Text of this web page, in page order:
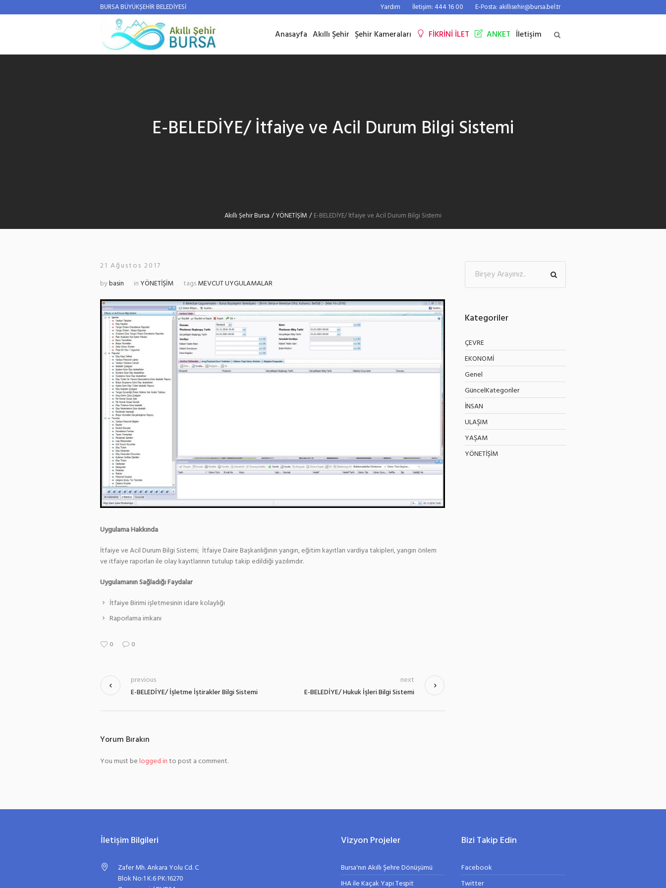
Yardım İletişim: 444 16 00 E-Posta: akillisehir@bursa.bel.tr
BURSA BÜYÜKŞEHİR BELEDİYESİ
Anasayfa Akıllı Şehir Şehir Kameraları FİKRİNİ İLET ANKET İletişim
E-BELEDİYE/ İtfaiye ve Acil Durum Bilgi Sistemi
Akıllı Şehir Bursa /YÖNETİŞİM /E-BELEDİYE/ İtfaiye ve Acil Durum Bilgi Sistemi
21 Ağustos 2017
bybasin inYÖNETİŞİM tagsMEVCUT UYGULAMALAR
Uygulama Hakkında
İtfaiye ve Acil Durum Bilgi Sistemi; İtfaiye Daire Başkanlığının yangın, eğitim kayıtları vardiya takipleri, yangın önlem
ve itfaiye raporları ile olay kayıtlarının tutulup takip edildiği yazılımdır.
Uygulamanın Sağladığı Faydalar
İtfaiye Birimi işletmesinin idare kolaylığı
Raporlama imkanı
0 0
E-BELEDİYE/ İşletme İştirakler Bilgi Sistemi
previous
E-BELEDİYE/ Hukuk İşleri Bilgi Sistemi
next
Yorum Bırakın
You must belogged into post a comment.
Kategoriler
ÇEVRE
EKONOMİ
Genel
GüncelKategoriler
İNSAN
ULAŞIM
YAŞAM
YÖNETİŞİM
İletişim Bilgileri
Zafer Mh. Ankara Yolu Cd. C
Blok No:1 K:6 PK:16270
Vizyon Projeler
Bursa'nın Akıllı Şehre Dönüşümü
IHA ile Kaçak Yapı Tespit
Bizi Takip Edin
Facebook
Twitter